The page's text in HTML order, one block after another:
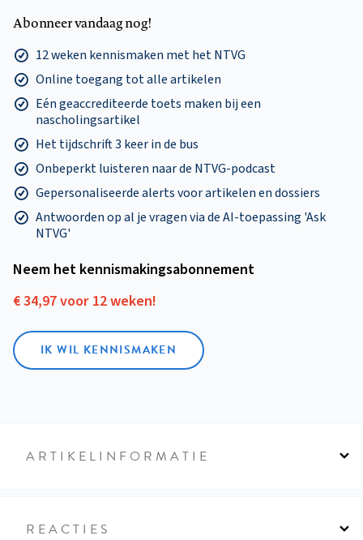
Abonneer vandaag nog!
12 weken kennismaken met het NTVG
Online toegang tot alle artikelen
Eén geaccrediteerde toets maken bij een
nascholingsartikel
Het tijdschrift 3 keer in de bus
Onbeperkt luisteren naar de NTVG-podcast
Gepersonaliseerde alerts voor artikelen en dossiers
Antwoorden op al je vragen via de AI-toepassing 'Ask
NTVG'
Neem het kennismakings­abonnement
€ 34,97 voor 12 weken!
IK WIL KENNISMAKEN
ARTIKELINFORMATIE
REACTIES